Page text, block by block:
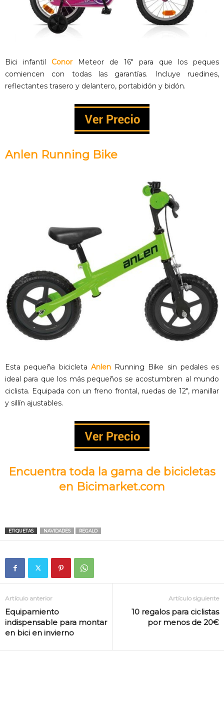
Bici infantil Conor
Meteor de 16″ para que los peques
comiencen con todas las garantías. Incluye ruedines,
reflectantes trasero y delantero, portabidón y bidón.
Anlen Running Bike
Esta pequeña bicicleta Anlen Running Bike sin pedales es
ideal para que los más pequeños se acostumbren al mundo
ciclista. Equipada con un freno frontal, ruedas de 12″, manillar
y sillín ajustables.
Encuentra toda la gama de bicicletas
en Bicimarket.com
ETIQUETAS NAVIDADES REGALO
Artículo anterior
Equipamiento
indispensable para montar
en bici en invierno
Artículo siguiente
10 regalos para ciclistas
por menos de 20€